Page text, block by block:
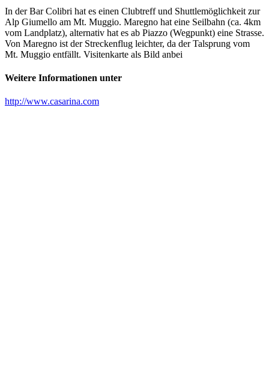
In der Bar Colibri hat es einen Clubtreff und Shuttlemöglichkeit zur
Alp Giumello am Mt. Muggio. Maregno hat eine Seilbahn (ca. 4km
vom Landplatz), alternativ hat es ab Piazzo (Wegpunkt) eine Strasse.
Von Maregno ist der Streckenflug leichter, da der Talsprung vom
Mt. Muggio entfällt. Visitenkarte als Bild anbei
Weitere Informationen unter
http://www.casarina.com